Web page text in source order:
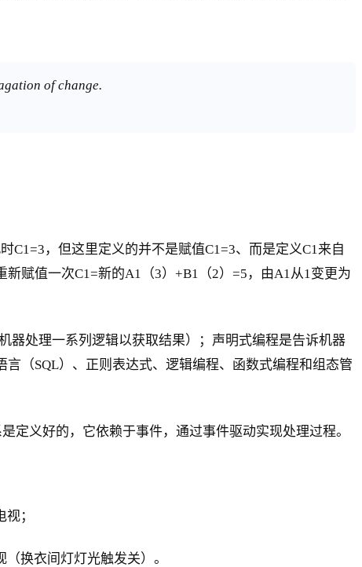
of change.
C1=3，但这里定义的并不是赋值C1=3、而是定义C1来自
赋值一次C1=新的A1（3）+B1（2）=5，由A1从1变更为
器处理一系列逻辑以获取结果）；声明式编程是告诉机器
（SQL）、正则表达式、逻辑编程、函数式编程和组态管
定义好的，它依赖于事件，通过事件驱动实现处理过程。
；
换衣间灯灯光触发关）。